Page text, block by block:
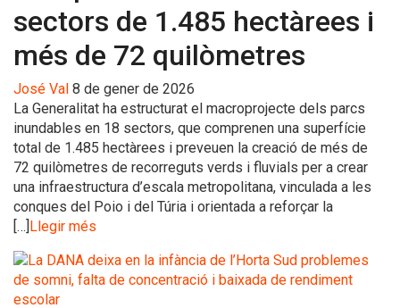
sectors de 1.485 hectàrees i
més de 72 quilòmetres
José Val 8 de gener de 2026
La Generalitat ha estructurat el macroprojecte dels parcs
inundables en 18 sectors, que comprenen una superfície
total de 1.485 hectàrees i preveuen la creació de més de
72 quilòmetres de recorreguts verds i fluvials per a crear
una infraestructura d’escala metropolitana, vinculada a les
conques del Poio i del Túria i orientada a reforçar la
[…]Llegir més